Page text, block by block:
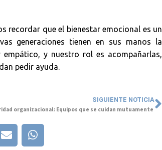
recordar que el bienestar emocional es un
generaciones tienen en sus manos la
y nuestro rol es acompañarlas,
pedir ayuda.
SIGUIENTE NOTICIA
organizacional: Equipos que se cuidan mutuamente